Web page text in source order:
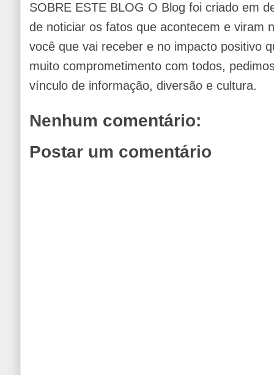
SOBRE ESTE BLOG O Blog foi criado em
de noticiar os fatos que acontecem e viram
você que vai receber e no impacto positivo
muito comprometimento com todos,
vínculo de informação, diversão e cultura.
Nenhum comentário:
Postar um comentário